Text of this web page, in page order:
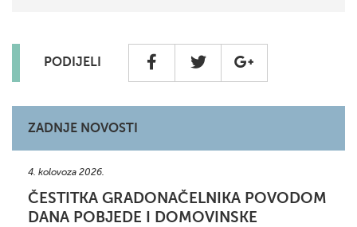
PODIJELI
ZADNJE NOVOSTI
4. kolovoza 2026.
ČESTITKA GRADONAČELNIKA POVODOM
DANA POBJEDE I DOMOVINSKE